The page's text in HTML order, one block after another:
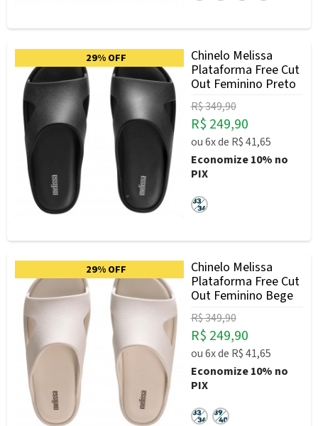
29% OFF
Chinelo Melissa
Plataforma Free Cut
Out Feminino Preto
R$ 349,90
R$ 249,90
ou6xde R$ 41,65
Economize10% no
PIX
29% OFF
Chinelo Melissa
Plataforma Free Cut
Out Feminino Bege
R$ 349,90
R$ 249,90
ou6xde R$ 41,65
Economize10% no
PIX